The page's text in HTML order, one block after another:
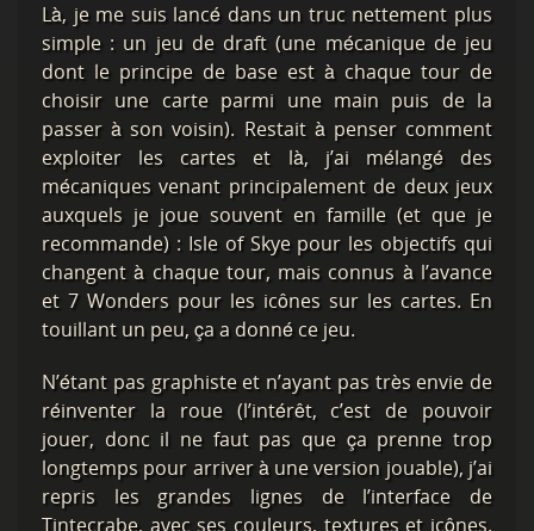
Là, je me suis lancé dans un truc nettement plus
simple : un jeu de draft (une mécanique de jeu
dont le principe de base est à chaque tour de
choisir une carte parmi une main puis de la
passer à son voisin). Restait à penser comment
exploiter les cartes et là, j’ai mélangé des
mécaniques venant principalement de deux jeux
auxquels je joue souvent en famille (et que je
recommande) : Isle of Skye pour les objectifs qui
changent à chaque tour, mais connus à l’avance
et 7 Wonders pour les icônes sur les cartes. En
touillant un peu, ça a donné ce jeu.
N’étant pas graphiste et n’ayant pas très envie de
réinventer la roue (l’intérêt, c’est de pouvoir
jouer, donc il ne faut pas que ça prenne trop
longtemps pour arriver à une version jouable), j’ai
repris les grandes lignes de l’interface de
Tintecrabe, avec ses couleurs, textures et icônes.